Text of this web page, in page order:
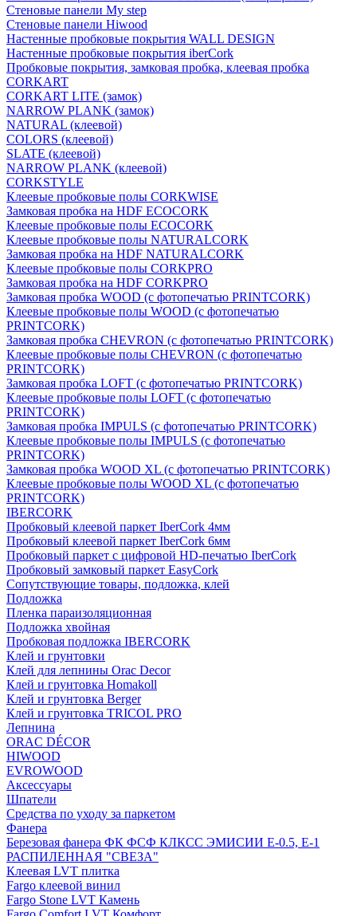
Стеновые панели My step
Стеновые панели Hiwood
Настенные пробковые покрытия WALL DESIGN
Настенные пробковые покрытия iberCork
Пробковые покрытия, замковая пробка, клеевая пробка
CORKART
CORKART LITE (замок)
NARROW PLANK (замок)
NATURAL (клеевой)
COLORS (клеевой)
SLATE (клеевой)
NARROW PLANK (клеевой)
CORKSTYLE
Клеевые пробковые полы CORKWISE
Замковая пробка на HDF ECOCORK
Клеевые пробковые полы ECOCORK
Клеевые пробковые полы NATURALCORK
Замковая пробка на HDF NATURALCORK
Клеевые пробковые полы CORKPRO
Замковая пробка на HDF CORKPRO
Замковая пробка WOOD (с фотопечатью PRINTCORK)
Клеевые пробковые полы WOOD (с фотопечатью
PRINTCORK)
Замковая пробка CHEVRON (с фотопечатью PRINTCORK)
Клеевые пробковые полы CHEVRON (с фотопечатью
PRINTCORK)
Замковая пробка LOFT (с фотопечатью PRINTCORK)
Клеевые пробковые полы LOFT (с фотопечатью
PRINTCORK)
Замковая пробка IMPULS (с фотопечатью PRINTCORK)
Клеевые пробковые полы IMPULS (с фотопечатью
PRINTCORK)
Замковая пробка WOOD XL (с фотопечатью PRINTCORK)
Клеевые пробковые полы WOOD XL (с фотопечатью
PRINTCORK)
IBERCORK
Пробковый клеевой паркет IberCork 4мм
Пробковый клеевой паркет IberCork 6мм
Пробковый паркет с цифровой HD-печатью IberCork
Пробковый замковый паркет EasyCork
Сопутствующие товары, подложка, клей
Подложка
Пленка параизоляционная
Подложка хвойная
Пробковая подложка IBERCORK
Клей и грунтовки
Клей для лепнины Orac Decor
Клей и грунтовка Homakoll
Клей и грунтовка Berger
Клей и грунтовка TRICOL PRO
Лепнина
ORAC DÉCOR
HIWOOD
EVROWOOD
Аксессуары
Шпатели
Средства по уходу за паркетом
Фанера
Березовая фанера ФК ФСФ КЛКСС ЭМИСИИ Е-0.5, Е-1
РАСПИЛЕННАЯ "СВЕЗА"
Клеевая LVT плитка
Fargo клеевой винил
Fargo Stone LVT Камень